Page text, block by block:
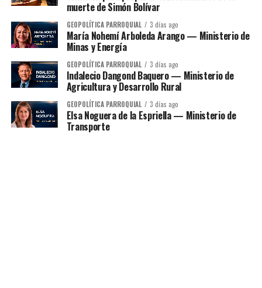
muerte de Simón Bolívar
GEOPOLÍTICA PARROQUIAL 3 días ago
María Nohemí Arboleda Arango — Ministerio de
Minas y Energía
GEOPOLÍTICA PARROQUIAL 3 días ago
Indalecio Dangond Baquero — Ministerio de
Agricultura y Desarrollo Rural
GEOPOLÍTICA PARROQUIAL 3 días ago
Elsa Noguera de la Espriella — Ministerio de
Transporte